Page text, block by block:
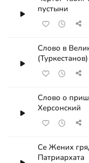
пустыни
Слово в
(Туркестанов)
Слово о
Херсонский
Се Жених
Патриархата